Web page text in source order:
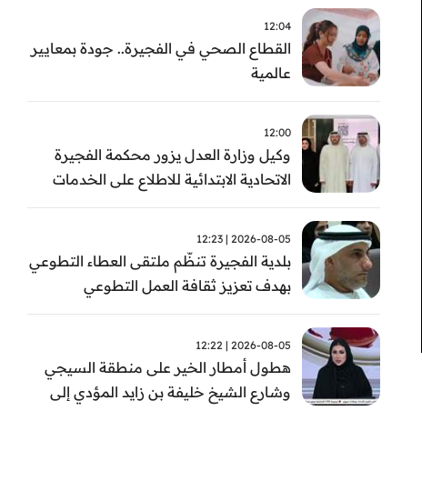
12:04
القطاع الصحي في الفجيرة.. جودة بمعايير
عالمية
12:00
وكيل وزارة العدل يزور محكمة الفجيرة
الاتحادية الابتدائية للاطلاع على الخدمات
التشغيلية وتطويرها
2026-08-05 | 12:23
بلدية الفجيرة تنظّم ملتقى العطاء التطوعي
بهدف تعزيز ثقافة العمل التطوعي
2026-08-05 | 12:22
هطول أمطار الخير على منطقة السيجي
وشارع الشيخ خليفة بن زايد المؤدي إلى